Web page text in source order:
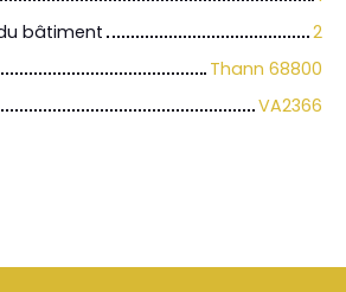
bâtiment
2
Thann 68800
VA2366